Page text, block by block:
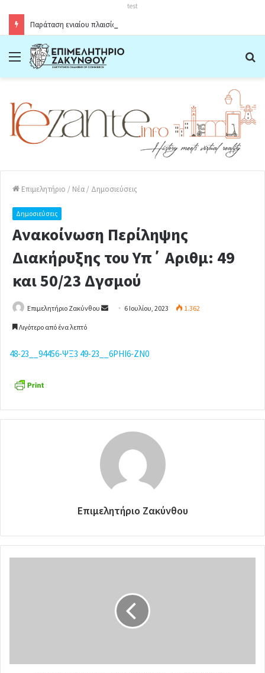
test
Menu
Επιμελητήριο / Νέα / Δημοσιεύσεις
Δημοσιεύσεις
Ανακοίνωση Περίληψης
Διακήρυξης του Υπ΄ Αριθμ: 49
και 50/23 Δγσμού
Επιμελητήριο Ζακύνθου
d
a
6 Ιουλίου, 2023 1.362
Λιγότερο από ένα λεπτό
48-23__94456-ΨΞ3 49-23__6ΡΗΙ6-ΖΝ0
Επιμελητήριο Ζακύνθου